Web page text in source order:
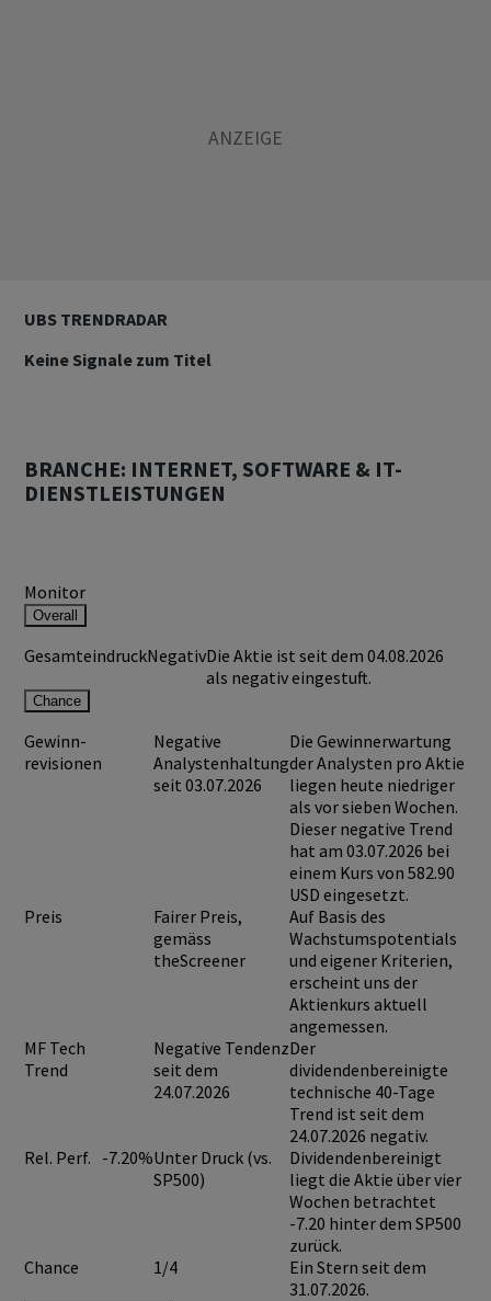
UBS TRENDRADAR
Keine Signale zum Titel
BRANCHE: INTERNET, SOFTWARE & IT-
DIENSTLEISTUNGEN
Monitor
Overall
GesamteindruckNegativDie Aktie ist seit dem 04.08.2026
als negativ eingestuft.
Chance
Gewinn-
revisionen
Negative
Analystenhaltung
seit 03.07.2026
Die Gewinnerwartung
der Analysten pro Aktie
liegen heute niedriger
als vor sieben Wochen.
Dieser negative Trend
hat am 03.07.2026 bei
einem Kurs von 582.90
USD eingesetzt.
Preis
Fairer Preis,
gemäss
theScreener
Auf Basis des
Wachstumspotentials
und eigener Kriterien,
erscheint uns der
Aktienkurs aktuell
angemessen.
MF Tech
Trend
Negative Tendenz
seit dem
24.07.2026
Der
dividendenbereinigte
technische 40-Tage
Trend ist seit dem
24.07.2026 negativ.
Rel. Perf. -7.20%Unter Druck (vs.
SP500)
Dividendenbereinigt
liegt die Aktie über vier
Wochen betrachtet
-7.20 hinter dem SP500
zurück.
Chance
1/4
Ein Stern seit dem
31.07.2026.